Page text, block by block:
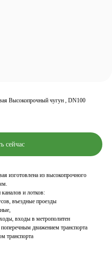
Высокопрочный чугун , DN100
сейчас
изготовлена из высокопрочного
и лотков:
въездные проезды
входы в метрополитен
движением транспорта
транспорта